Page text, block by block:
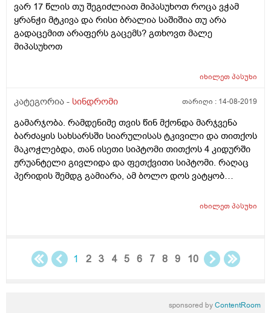
ვარ 17 წლის თუ შეგიძლიათ მიპასუხოთ როცა ვჭამ
ყრანჭი მტკივა და რისი ბრალია საშიშია თუ არა
გადაცემით არაფერს გაცემს? გთხოვთ მალე
მიპასუხოთ
იხილეთპასუხი
კატეგორია - სინდრომი თარიღი : 14-08-2019
გამარჯობა. რამდენიმე თვის წინ მქონდა მარჯვენა
ბარძაყის სახსარსში სიარულისას ტკივილი და თითქოს
მაკოჭლებდა, თან ისეთი სიპტომი თითქოს 4 კიდურში
ჟრუანტელი გივლიდა და ფეთქვითი სიპტომი. რაღაც
პერიდის შემდგ გამიარა, ამ ბოლო დოს ვატყობ
ასევე თითქოს დაწვრილდა 4 -ვე კიდური, ხელები
შეიძლება იყოს მიზეზი და ვის მივმართო?
იხილეთპასუხი
1 2 3 4 5 6 7 8 9 10
sponsored byContentRoom